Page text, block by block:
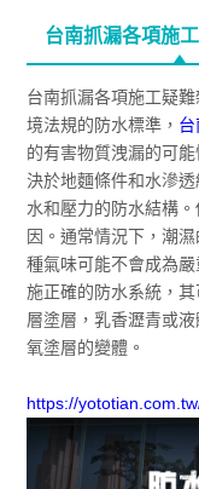
台南抓漏各項施
台南抓漏各項施工疑
境法規的防水標準，
的有害物質洩漏的可
決於地麵條件和水滲
水和壓力的防水結構
因。通常情況下，潮
種氣味可能不會成為
施正確的防水系統，
層塗層，乳香瀝青或
氧塗層的變體。
https://